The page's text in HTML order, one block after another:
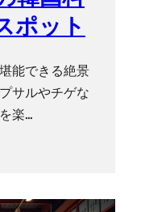
ポット
能できる絶景
サルやチゲな
楽…